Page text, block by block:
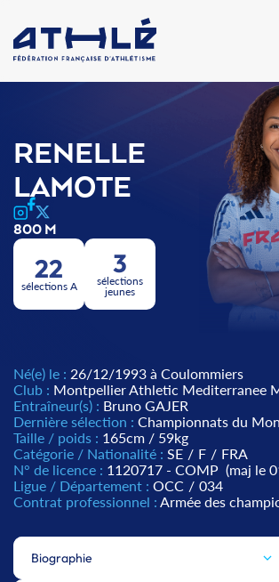
RENELLE
LAMOTE
800 M
22
sélections A
3
sélections
jeunes
Né(e) le : 26/12/1993 à Coulommiers
Club : Montpellier Athletic Mediterranee
Entraîneur(s) : Bruno GAJER
Dernière sélection : Championnats du
Taille / poids : 165cm / 59kg
Catégorie / Nationalité : SE / F / FRA
N° de licence : 1120717 - COMP (maj le
Ligue / Département : OCC / 034
Contrat professionnel : Armée des
Biographie